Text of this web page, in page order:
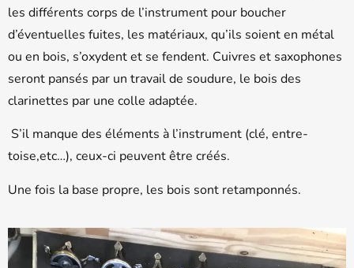
les différents corps de l’instrument pour boucher
d’éventuelles fuites, les matériaux, qu’ils soient en métal
ou en bois, s’oxydent et se fendent. Cuivres et saxophones
seront pansés par un travail de soudure, le bois des
clarinettes par une colle adaptée.
S’il manque des éléments à l’instrument (clé, entre-
toise,etc…), ceux-ci peuvent être créés.
Une fois la base propre, les bois sont retamponnés.